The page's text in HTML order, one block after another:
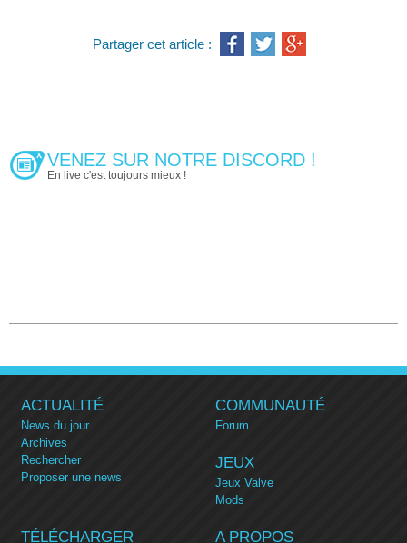
Partager cet article :
VENEZ SUR NOTRE DISCORD !
En live c'est toujours mieux !
ACTUALITÉ
News du jour
Archives
Rechercher
Proposer une news
COMMUNAUTÉ
Forum
JEUX
Jeux Valve
Mods
TÉLÉCHARGER A PROPOS